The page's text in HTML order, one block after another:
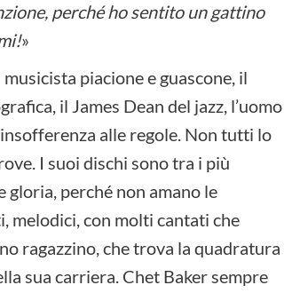
perché ho sentito un gattino
»
musicista piacione e guascone, il
il James Dean del jazz, l’uomo
alle regole. Non tutti lo
I suoi dischi sono tra i più
perché non amano le
melodici, con molti cantati che
ragazzino, che trova la quadratura
sua carriera. Chet Baker sempre